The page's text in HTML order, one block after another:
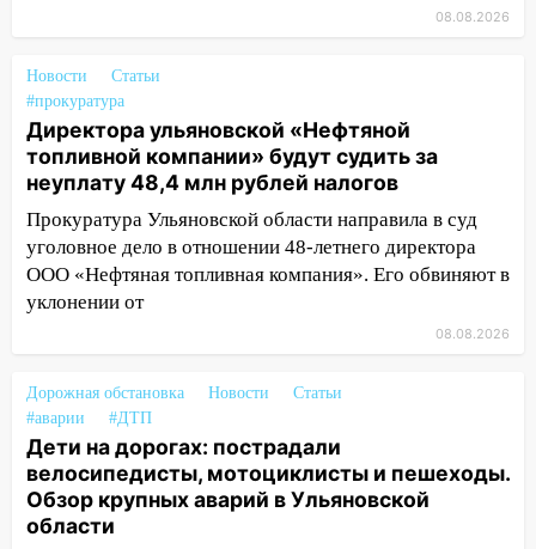
празднованию Дня сотрудника органов
следствия Российской Федерации
19:30 Ульяновцев приглашают
поддержать «Симбирскую чебурашку»
на фестивале «ФормАРТ»
18:11 Ульяновская область стала
пилотным регионом проекта
«Культурное долголетие»
Прогноз погоды в Ульяновской
17:16 В реанимацию Ульяновской
областной больницы поступили шесть
новых аппаратов ИВЛ
16:51 В Чердаклинском районе
ремонтируют дороги, ставят остановки
08.08.2026
Новости
Статьи
#прокуратура
Директора ульяновской «Нефтяной
топливной компании» будут судить за
неуплату 48,4 млн рублей налогов
Прокуратура Ульяновской области направила в суд
уголовное дело в отношении 48-летнего директора
ООО «Нефтяная топливная компания». Его обвиняют в
уклонении от
08.08.2026
Дорожная обстановка Новости
Статьи
#аварии
#ДТП
Дети на дорогах: пострадали
велосипедисты, мотоциклисты и пешеходы.
Обзор крупных аварий в Ульяновской
области